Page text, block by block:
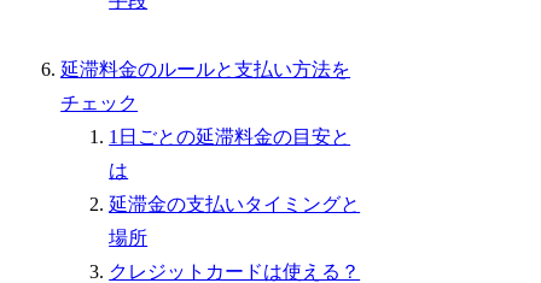
延滞料金のルールと支払い方法を
チェック
1日ごとの延滞料金の目安と
は
延滞金の支払いタイミングと
場所
クレジットカードは使える？